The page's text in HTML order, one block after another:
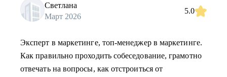
Светлана
Март 2026
5.0
Эксперт в маркетинге, топ-менеджер в маркетинге.
Как правильно проходить собеседование, грамотно
отвечать на вопросы, как отстроиться от